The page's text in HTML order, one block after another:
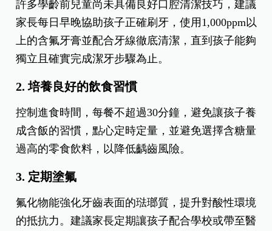
若輕忽蛀牙嚴重性，影響涵蓋孩子的咀嚼功能、發
音構音、睡眠等生活各面向，甚至可能因為無法好
好進食而導致營養不良。
陳默醫師提供五個護齒關鍵給家長，避免孩子蛀
牙：
1. 由家長協助刷牙
許多學齡前兒童尚未具備良好口腔清潔技巧，建議
家長每日早晚協助孩子正確刷牙，使用1,000ppm以
上的含氟牙膏並配合牙線徹底清潔，直到孩子能夠
2. 培養良好的飲食習慣